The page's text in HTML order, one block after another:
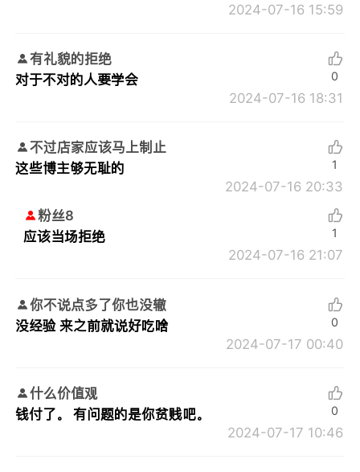
2024-07-16 15:59
有礼貌的拒绝
对于不对的人要学会
2024-07-16 18:31
0
不过店家应该马上制止
这些博主够无耻的
2024-07-16 20:33
1
粉丝8
应该当场拒绝
2024-07-16 21:07
1
你不说点多了你也没辙
没经验 来之前就说好吃啥
2024-07-17 00:40
0
什么价值观
钱付了。 有问题的是你贫贱吧。
2024-07-17 10:46
0